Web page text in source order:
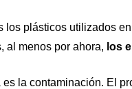
los plásticos utilizados
al menos por ahora, los
la contaminación. El